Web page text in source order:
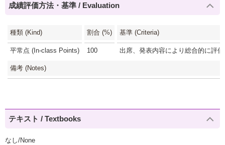
成績評価方法・基準 / Evaluation
種類 (Kind) 割合 (%) 基準 (Criteria)
平常点 (In-class Points) 100 出席、発表内容により総合的に評
備考 (Notes)
テキスト / Textbooks
なし/None